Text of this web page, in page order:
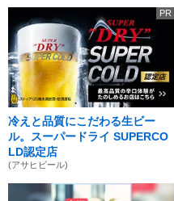
PR
冷えと品質にこだわる生ビー
ル。スーパードライ SUPERCO
LD認定店
(アサヒビール)